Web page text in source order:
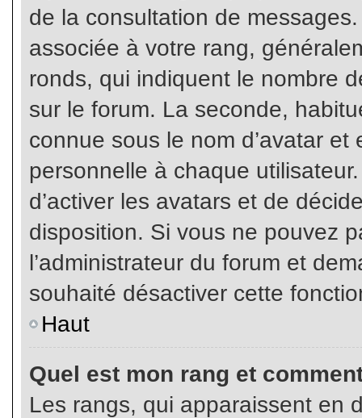
de la consultation de
associée à votre rang,
ronds, qui indiquent le nombre
sur le forum. La seconde,
connue sous le nom d’avatar
personnelle à chaque
d’activer les avatars et de
disposition. Si vous ne pouvez
l’administrateur du forum et
souhaité désactiver cette
Haut
Quel est mon rang et
Les rangs, qui apparaissent en